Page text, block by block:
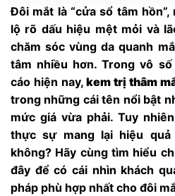
Đôi mắt là “cửa sổ tâm
lộ rõ dấu hiệu mệt mỏi và
chăm sóc vùng da quanh
tâm nhiều hơn. Trong vô
cáo hiện nay,kem trị thâm
trong những cái tên nổi bật
mức giá vừa phải. Tuy
thực sự mang lại hiệu
không? Hãy cùng tìm hiểu
đây để có cái nhìn khách
pháp phù hợp nhất cho đôi